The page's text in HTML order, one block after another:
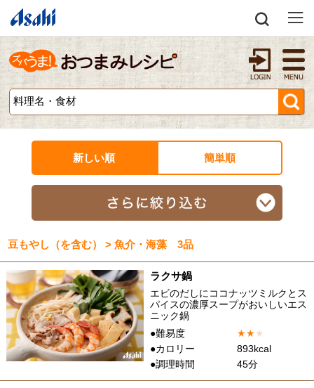
新しい順 簡単順
豆もやし（を含む） > 魚介・海藻 3品
ラクサ鍋
エビのだしにココナッツミルクとス
パイスの濃厚スープがおいしいエス
ニック鍋
●難易度
★★★
●カロリー
893kcal
●調理時間
45分